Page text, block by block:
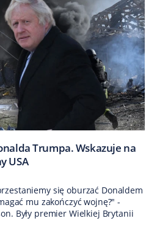
Trumpa. Wskazuje na
USA
się oburzać Donaldem
mu zakończyć wojnę?" -
Były premier Wielkiej Brytanii